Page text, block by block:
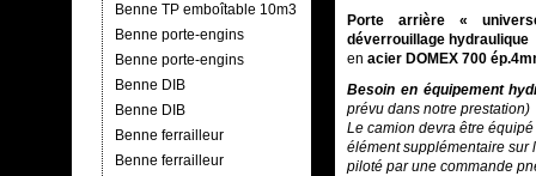
Benne TP emboîtable 10m3
Benne porte-engins
Benne porte-engins
Benne DIB
Benne DIB
Benne ferrailleur
Benne ferrailleur
Porte arrière «
déverrouillage hydraulique
en acier DOMEX 700
Besoin en équipement
prévu dans notre prestation)
Le camion devra être
élément supplémentaire sur
piloté par une commande